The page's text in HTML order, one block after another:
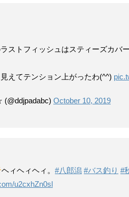
ストフィッシュはスティーズカバ
えてテンション上がったわ(^^)
October 10, 2019
ヘィヘィヘィ。#八郎潟 #バス釣り #
u2cxhZn0sl